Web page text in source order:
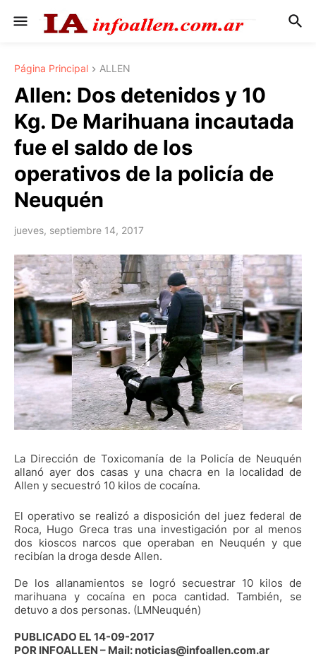
Página Principal ALLEN
Allen: Dos detenidos y 10
Kg. De Marihuana incautada
fue el saldo de los
operativos de la policía de
Neuquén
jueves, septiembre 14, 2017
La Dirección de Toxicomanía de la Policía de Neuquén
allanó ayer dos casas y una chacra en la localidad de
Allen y secuestró 10 kilos de cocaína.
El operativo se realizó a disposición del juez federal de
Roca, Hugo Greca tras una investigación por al menos
dos kioscos narcos que operaban en Neuquén y que
recibían la droga desde Allen.
De los allanamientos se logró secuestrar 10 kilos de
marihuana y cocaína en poca cantidad. También, se
detuvo a dos personas. (LMNeuquén)
PUBLICADO EL 14-09-2017
POR INFOALLEN – Mail: noticias@infoallen.com.ar